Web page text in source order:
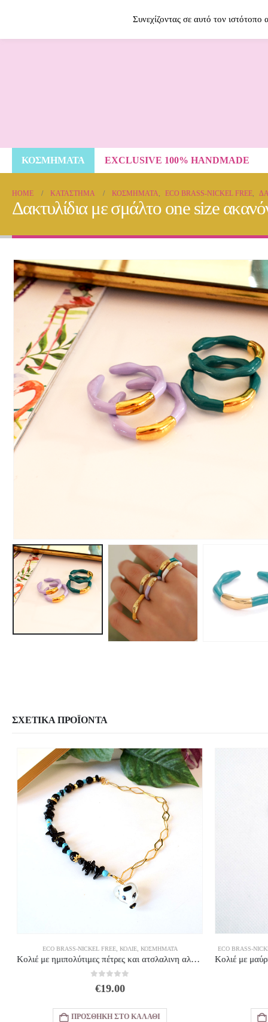
ΚΟΣΜΗΜΑΤΑ EXCLUSIVE 100% HANDMADE
HOME ΚΑΤΆΣΤΗΜΑ ΚΟΣΜΗΜΑΤΑ, ECO BRASS-NICKEL FREE,
Δακτυλίδια με σμάλτο one size
ΣΧΕΤΙΚΆ ΠΡΟΪΌΝΤΑ
ECO BRASS-NICKEL FREE,ΚΟΛΙΈ,ΚΟΣΜΗΜΑΤΑ
Κολιέ με ημιπολύτιμες πέτρες και ατσλαλινη αλυσίδα γυάλινη καρδιά
€19.00
ΠΡΟΣΘΉΚΗ ΣΤΟ ΚΑΛΆΘΙ
ECO BRASS-
Συνεχίζοντας σε αυτό τον